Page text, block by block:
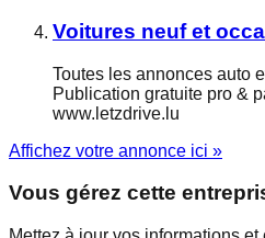
Voitures neuf et
Toutes les annonces auto
Publication gratuite pro &
www.letzdrive.lu
Affichez votre annonce ici »
Vous gérez cette